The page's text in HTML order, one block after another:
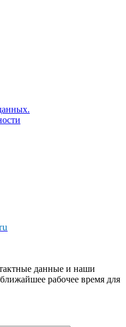
данные и наши
рабочее время для